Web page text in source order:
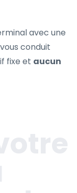
avec une
conduit
fixe et aucun